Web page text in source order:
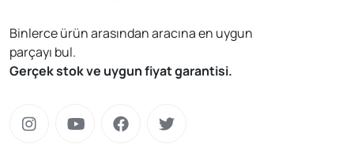
Binlerce ürün arasından aracına en uygun
parçayı bul.
Gerçek stok ve uygun fiyat garantisi.